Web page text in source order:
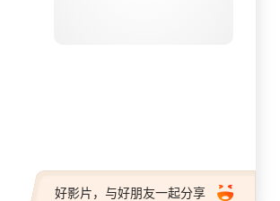
好影片，与好朋友一起分享